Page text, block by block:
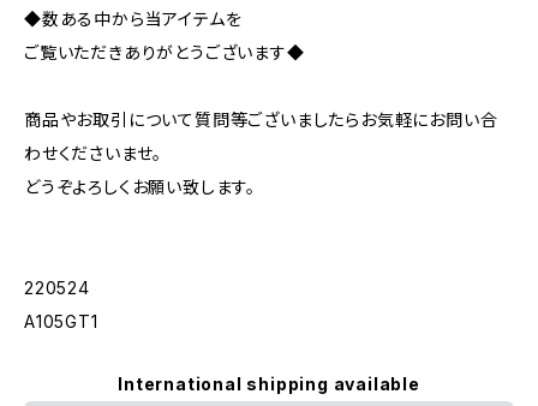
◆数ある中から当アイテムを
ご覧いただきありがとうございます◆
商品やお取引について質問等ございましたらお気軽にお問い合
わせくださいませ。
どうぞよろしくお願い致します。
220524
A105GT1
International shipping available